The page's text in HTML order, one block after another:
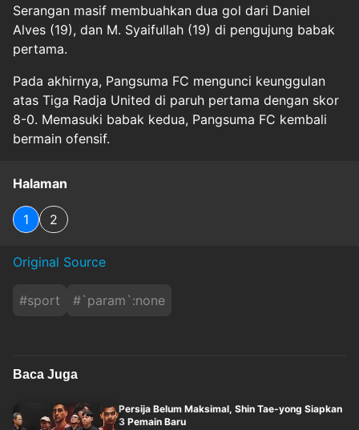
Serangan masif membuahkan dua gol dari Daniel
Alves (19), dan M. Syaifullah (19) di pengujung babak
pertama.
Pada akhirnya, Pangsuma FC mengunci keunggulan
atas Tiga Radja United di paruh pertama dengan skor
8-0. Memasuki babak kedua, Pangsuma FC kembali
bermain ofensif.
Halaman
1 2
Original Source
#sport #`param`:none
Baca Juga
Persija Belum Maksimal, Shin Tae-yong Siapkan
3 Pemain Baru